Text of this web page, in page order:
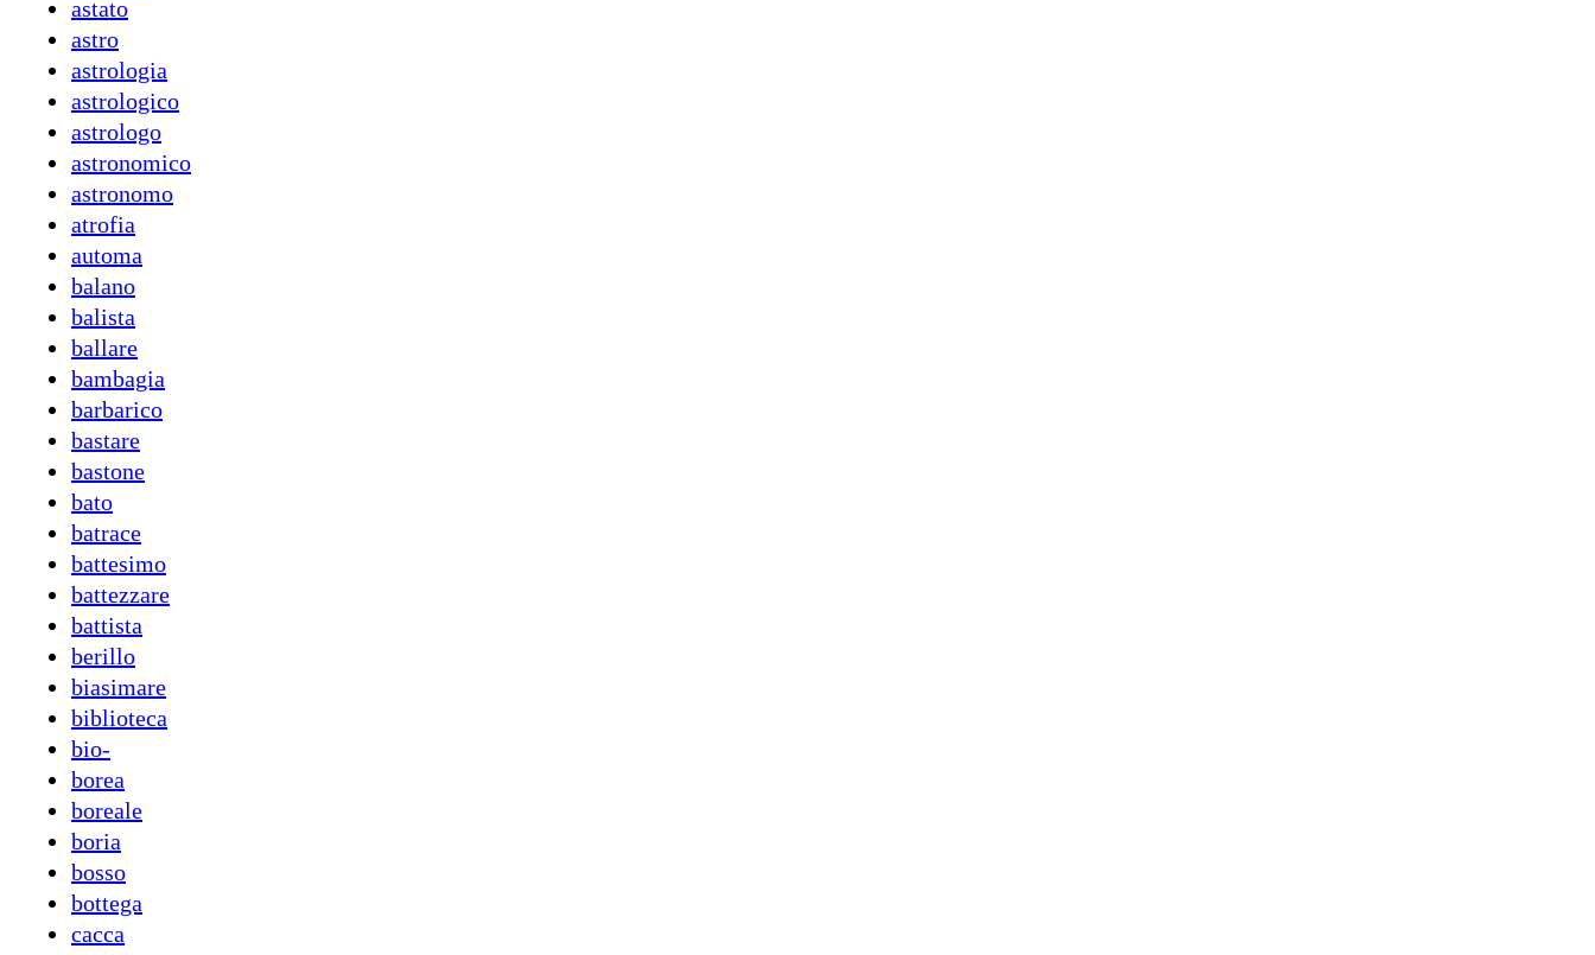
astato
astro
astrologia
astrologico
astrologo
astronomico
astronomo
atrofia
automa
balano
balista
ballare
bambagia
barbarico
bastare
bastone
bato
batrace
battesimo
battezzare
battista
berillo
biasimare
biblioteca
bio-
borea
boreale
boria
bosso
bottega
cacca